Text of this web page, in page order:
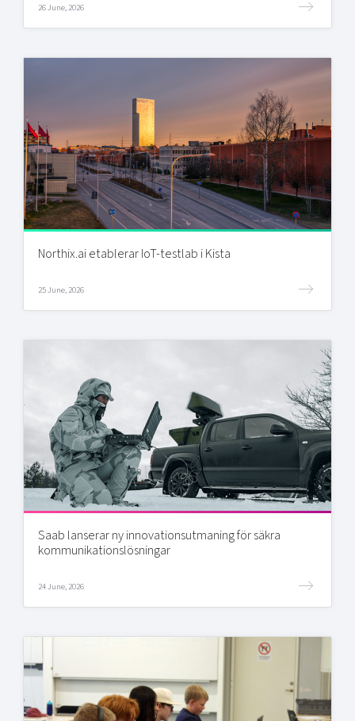
26 June, 2026
Northix.ai etablerar IoT-testlab i Kista
25 June, 2026
Saab lanserar ny innovationsutmaning för säkra
kommunikationslösningar
24 June, 2026